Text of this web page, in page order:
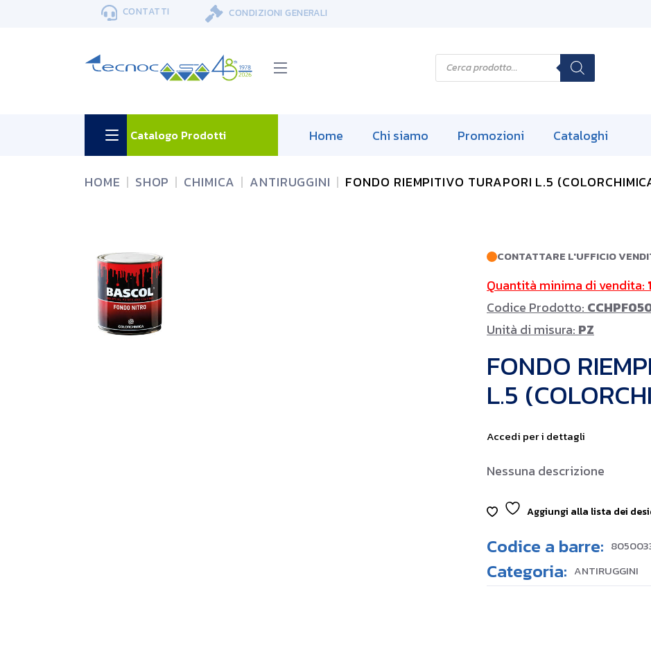
CONTATTI CONDIZIONI GENERALI
P
o
c
Catalogo Prodotti Home Chi siamo Promozioni Cataloghi
HOME SHOP CHIMICA ANTIRUGGINI FONDO RIEMPITIVO TURAPORI L.5
CONTATTARE L'UFFICIO
Quantità minima di vendita:
Codice Prodotto:
Unità di misura: PZ
FONDO
L.5
Accedi per i dettagli
Nessuna descrizione
Aggiungi alla lista dei
Codice a barre:
Categoria: ANTIRUGGINI